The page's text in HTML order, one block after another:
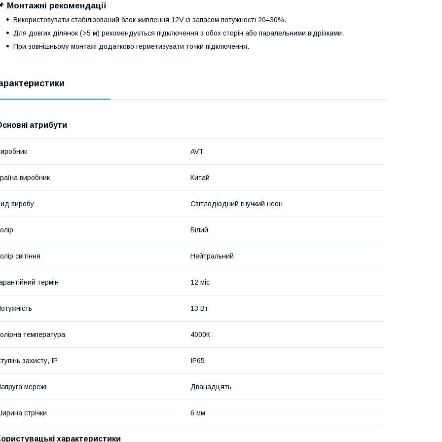
Монтажні рекомендації
Використовувати стабілізований блок живлення 12V із запасом потужності 20–30%.
Для довгих ділянок (>5 м) рекомендується підключення з обох сторін або паралельними відрізками.
При зовнішньому монтажі додатково герметизувати точки підключення.
атрибути
AVT
виробник Китай
виробу Світлодіодний гнучкий неон
Білий
світіння Нейтральний
термін 12 міс
13 Вт
температура 4000К
захисту, IP IP65
мережі Дванадцять
стрічки 6 мм
характеристики